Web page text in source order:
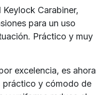
Carabiner,
para un uso
Práctico y muy
excelencia, es ahora
práctico y cómodo de